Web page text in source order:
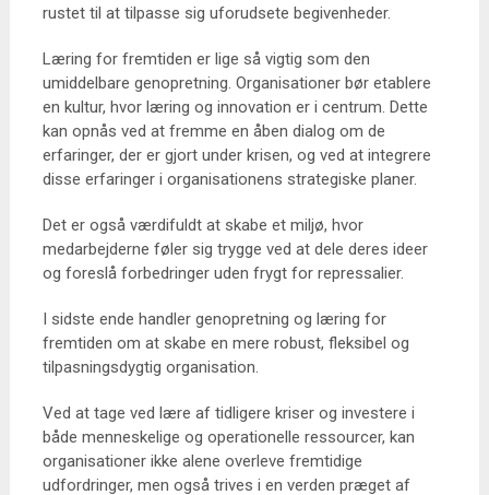
rustet til at tilpasse sig uforudsete begivenheder.
Læring for fremtiden er lige så vigtig som den
umiddelbare genopretning. Organisationer bør etablere
en kultur, hvor læring og innovation er i centrum. Dette
kan opnås ved at fremme en åben dialog om de
erfaringer, der er gjort under krisen, og ved at integrere
disse erfaringer i organisationens strategiske planer.
Det er også værdifuldt at skabe et miljø, hvor
medarbejderne føler sig trygge ved at dele deres ideer
og foreslå forbedringer uden frygt for repressalier.
I sidste ende handler genopretning og læring for
fremtiden om at skabe en mere robust, fleksibel og
tilpasningsdygtig organisation.
Ved at tage ved lære af tidligere kriser og investere i
både menneskelige og operationelle ressourcer, kan
organisationer ikke alene overleve fremtidige
udfordringer, men også trives i en verden præget af